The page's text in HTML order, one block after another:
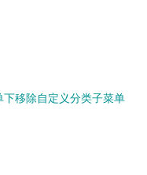
移除自定义分类子菜单